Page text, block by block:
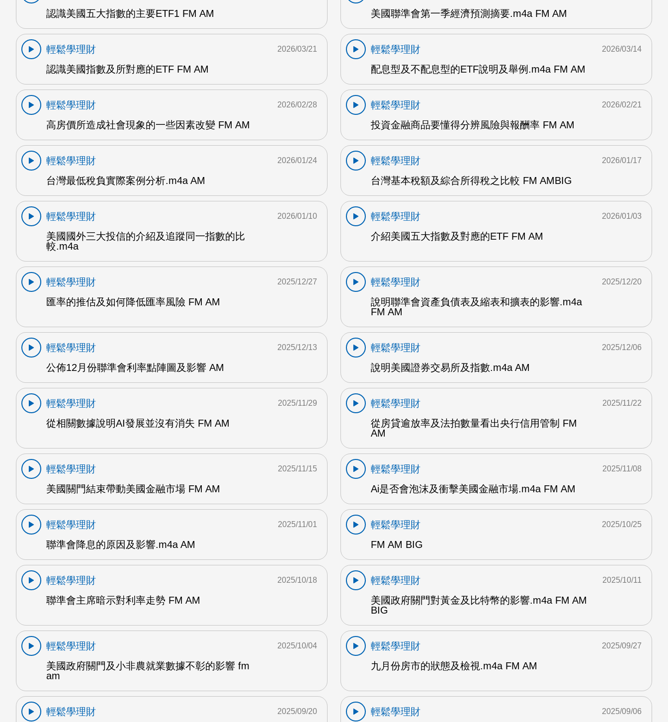
認識美國五大指數的主要ETF1 FM AM
美國聯準會第一季經濟預測摘要.m4a FM AM
輕鬆學理財
認識美國指數及所對應的ETF FM AM
2026/03/21
輕鬆學理財
配息型及不配息型的ETF說明及舉例.m4a FM AM
2026/03/14
輕鬆學理財
高房價所造成社會現象的一些因素改變 FM AM
2026/02/28
輕鬆學理財
投資金融商品要懂得分辨風險與報酬率 FM AM
2026/02/21
輕鬆學理財
台灣最低稅負實際案例分析.m4a AM
2026/01/24
輕鬆學理財
台灣基本稅額及綜合所得稅之比較 FM AMBIG
2026/01/17
輕鬆學理財
美國國外三大投信的介紹及追蹤同一指數的比
較.m4a
2026/01/10
輕鬆學理財
介紹美國五大指數及對應的ETF FM AM
2026/01/03
輕鬆學理財
匯率的推估及如何降低匯率風險 FM AM
2025/12/27
輕鬆學理財
說明聯準會資產負債表及縮表和擴表的影響.m4a
FM AM
2025/12/20
輕鬆學理財
公佈12月份聯準會利率點陣圖及影響 AM
2025/12/13
輕鬆學理財
說明美國證券交易所及指數.m4a AM
2025/12/06
輕鬆學理財
從相關數據說明AI發展並沒有消失 FM AM
2025/11/29
輕鬆學理財
從房貸逾放率及法拍數量看出央行信用管制 FM
AM
2025/11/22
輕鬆學理財
美國關門結束帶動美國金融市場 FM AM
2025/11/15
輕鬆學理財
Ai是否會泡沫及衝擊美國金融市場.m4a FM AM
2025/11/08
輕鬆學理財
聯準會降息的原因及影響.m4a AM
2025/11/01
輕鬆學理財
FM AM BIG
2025/10/25
輕鬆學理財
聯準會主席暗示對利率走勢 FM AM
2025/10/18
輕鬆學理財
美國政府關門對黃金及比特幣的影響.m4a FM AM
BIG
2025/10/11
輕鬆學理財
美國政府關門及小非農就業數據不彰的影響 fm
am
2025/10/04
輕鬆學理財
九月份房市的狀態及檢視.m4a FM AM
2025/09/27
輕鬆學理財 2025/09/20 輕鬆學理財 2025/09/06